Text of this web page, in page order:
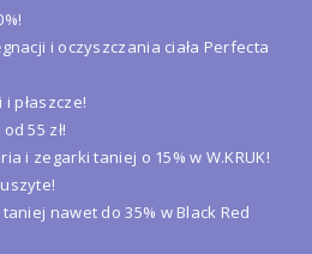
i oczyszczania ciała Perfecta
płaszcze!
55 zł!
i zegarki taniej o 15% w W.KRUK!
nawet do 35% w Black Red